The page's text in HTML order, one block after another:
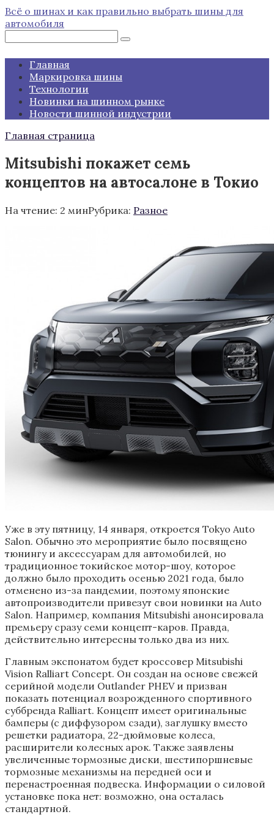
Перейти
к
Всё о шинах и как правильно выбрать шины для
автомобиля
Главная
Маркировка шины
Технологии
Новинки на шинном рынке
Новости шинной индустрии
Главная страница
Mitsubishi покажет семь
концептов на автосалоне в Токио
На чтение: 2 минРубрика: Разное
Уже в эту пятницу, 14 января, откроется Tokyo Auto
Salon. Обычно это мероприятие было посвящено
тюнингу и аксессуарам для автомобилей, но
традиционное токийское мотор-шоу, которое
должно было проходить осенью 2021 года, было
отменено из-за пандемии, поэтому японские
автопроизводители привезут свои новинки на Auto
Salon. Например, компания Mitsubishi анонсировала
премьеру сразу семи концепт-каров. Правда,
действительно интересны только два из них.
Главным экспонатом будет кроссовер Mitsubishi
Vision Ralliart Concept. Он создан на основе свежей
серийной модели Outlander PHEV и призван
показать потенциал возрожденного спортивного
суббренда Ralliart. Концепт имеет оригинальные
бамперы (с диффузором сзади), заглушку вместо
решетки радиатора, 22-дюймовые колеса,
расширители колесных арок. Также заявлены
увеличенные тормозные диски, шестипоршневые
тормозные механизмы на передней оси и
перенастроенная подвеска. Информации о силовой
установке пока нет: возможно, она осталась
стандартной.